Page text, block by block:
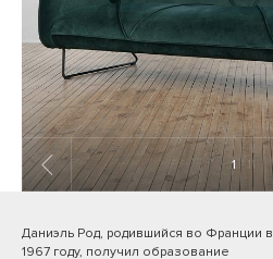
1 / 11
Даниэль Род, родившийся во Франции в
1967 году, получил образование